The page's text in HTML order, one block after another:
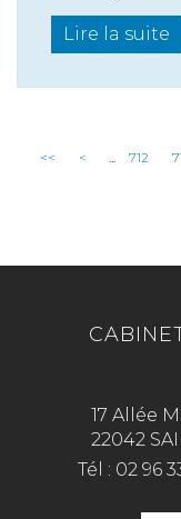
Lire la suite
<< < ... 712
17 Allée
22042
Tél : 02 96